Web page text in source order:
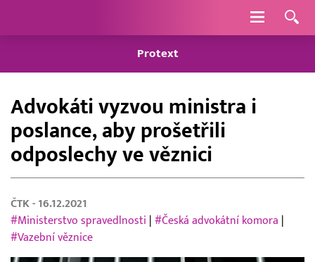
Navigace
Protext
Advokáti vyzvou ministra i
poslance, aby prošetřili
odposlechy ve věznici
ČTK - 16.12.2021
#Ministerstvo spravedlnosti
#Česká advokátní komora
#Vazební věznice